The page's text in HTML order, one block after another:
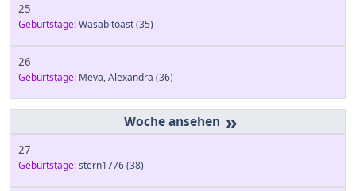
25
Geburtstage:Wasabitoast(35)
26
Geburtstage: Meva,Alexandra (36)
»
27
Geburtstage:stern1776(38)